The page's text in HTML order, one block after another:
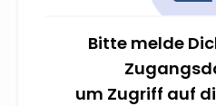
Bitte melde
um Zugriff auf